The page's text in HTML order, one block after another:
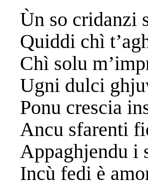
Ùn so cridanzi
Quiddi chì
Chì solu
Ugni dulci
Ponu crescia
Ancu sfarenti
Appaghjendu i
Incù fedi è